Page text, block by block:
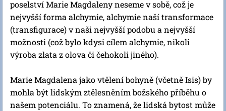
poselství Marie Magdaleny neseme v sobě, což je
nejvyšší forma alchymie, alchymie naší transformace
(transfigurace) v naši nejvyšší podobu a nejvyšší
možnosti (což bylo kdysi cílem alchymie, nikoli
výroba zlata z olova či čehokoli jiného).
Marie Magdalena jako vtělení bohyně (včetně Isis) by
mohla být lidským ztělesněním božského příběhu o
našem potenciálu. To znamená, že lidská bytost může